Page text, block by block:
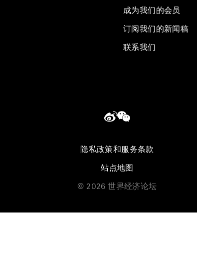
成为我们的会员
订阅我们的新闻稿
联系我们
隐私政策和服务条款
站点地图
© 2026 世界经济论坛